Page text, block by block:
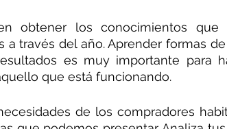
obtener los conocimientos
a través del año. Aprender formas
es muy importante para
que está funcionando.
de los compradores